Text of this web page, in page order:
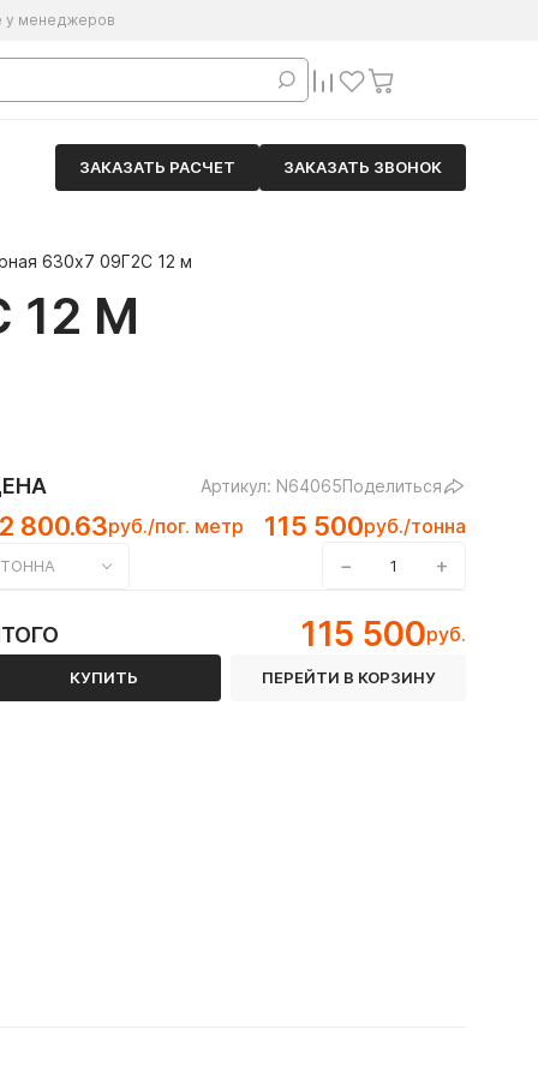
у менеджеров
ЗАКАЗАТЬ РАСЧЕТ ЗАКАЗАТЬ ЗВОНОК
630х7 09Г2С 12 м
12 М
Артикул: N64065Поделиться
800.63руб./пог. метр 115 500руб./тонна
ТОННА − +
115 500руб.
КУПИТЬ ПЕРЕЙТИ В КОРЗИНУ